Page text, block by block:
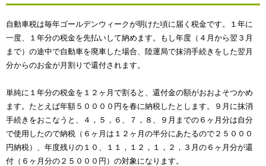
自動車税は毎年ゴールデンウィークが明けた頃に届く税金です。１年に
一度、１年分の税金を先払いして納めます。もし年度（４月から翌３月
まで）の途中で自動車を廃車した場合、陸運局で抹消手続きをした翌月
分からのお金が月割りで還付されます。
単純に１年分の税金を１２ヶ月で割ると、還付金の額がおおよそつかめ
ます。たとえば年額５００００円を春に納税したとします。９月に抹消
手続きをおこなうと、４，５，６、７，８、９月までの６ヶ月分は自分
で使用したので納税（６ヶ月は１２ヶ月の半分にあたるので２５０００
円納税）、年度残りの１０、１１，１２，１，２，３月の６ヶ月分が還
付（６ヶ月分の２５０００円）の対象になります。